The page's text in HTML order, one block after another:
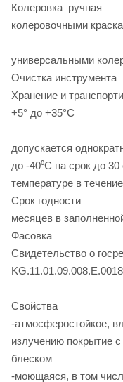
колеровочными
универсальными
Очистка
Хранение и
+5° до +35°С
допускается
до -40⁰С на срок до
температуре в
Срок
месяцев в
Свидетельство о
Свойства
-атмосферостойкое,
излучению покрытие
блеском
-моющаяся, в том